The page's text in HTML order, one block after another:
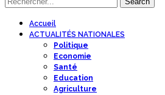
Accueil
ACTUALITÉS NATIONALES
Politique
Economie
Santé
Education
Agriculture